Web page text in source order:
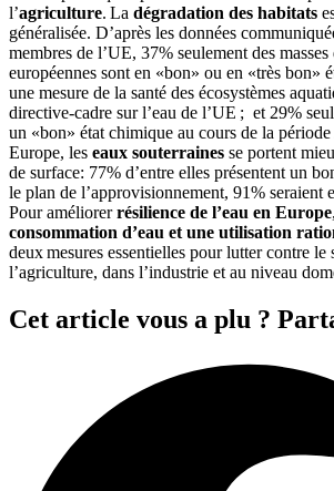
l’agriculture. La dégradation des habitats
généralisée. D’après les données
membres de l’UE, 37% seulement des masses
européennes sont en «bon» ou en «très bon»
une mesure de la santé des écosystèmes
directive-cadre sur l’eau de l’UE ; et 29%
un «bon» état chimique au cours de la
Europe, les eaux souterraines se portent
de surface: 77% d’entre elles présentent un
le plan de l’approvisionnement, 91% seraient
Pour améliorerrésilience de l’eau en Europe
consommation d’eau et une utilisation
deux mesures essentielles pour lutter contre le
l’agriculture, dans l’industrie et au niveau
Cet article vous a plu ?